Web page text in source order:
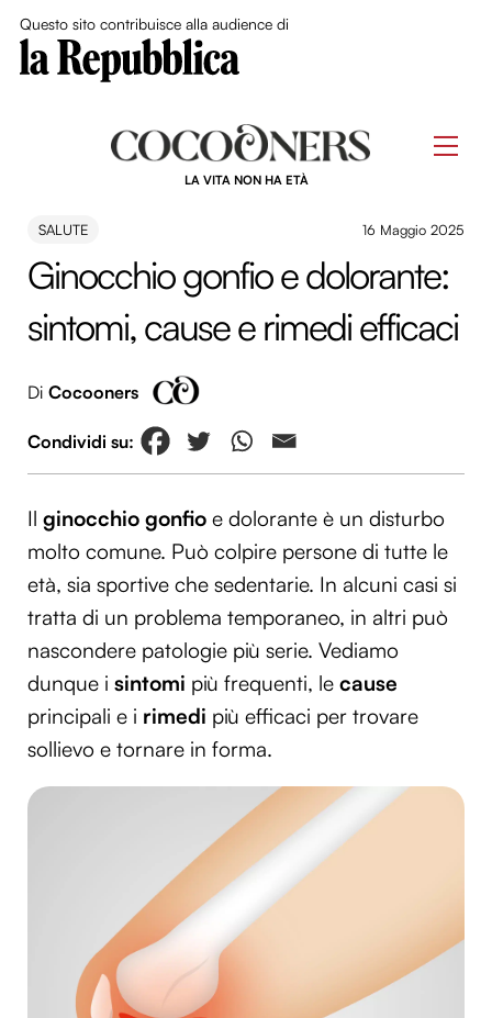
Questo sito contribuisce alla audience di
LA VITA NON HA ETÀ
SALUTE 16 Maggio 2025
Ginocchio gonfio e dolorante:
sintomi, cause e rimedi efficaci
Di Cocooners
Il ginocchio gonfio e dolorante è un disturbo
molto comune. Può colpire persone di tutte le
età, sia sportive che sedentarie. In alcuni casi si
tratta di un problema temporaneo, in altri può
nascondere patologie più serie. Vediamo
dunque i sintomi più frequenti, le cause
principali e i rimedi più efficaci per trovare
sollievo e tornare in forma.